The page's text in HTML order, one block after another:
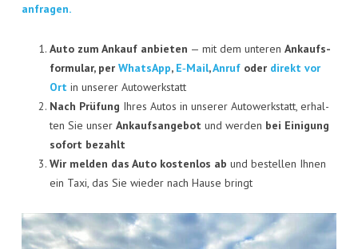
GUT­ACH­TEN
AUTO­GLAS
REFE­REN­ZEN
KON­TAKT
VISI­TEN­KAR­TE
anfragen.
Auto zum Ankauf anbie­ten — mit dem unte­ren Ankaufs­
for­mu­lar, per Whats­App, E‑Mail,Anrufoder direkt vor
Ortin unse­rer Autowerkstatt
Nach Prü­fung Ihres Autos in unse­rer Auto­werk­statt, erhal­
ten Sie unser Ankaufs­an­ge­bot und wer­den bei Eini­gung
sofort bezahlt
Wir mel­den das Auto kos­ten­los ab und bestel­len Ihnen
ein Taxi, das Sie wie­der nach Hau­se bringt